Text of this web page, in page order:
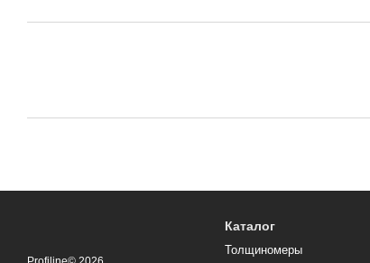
Каталог
Толщиномеры